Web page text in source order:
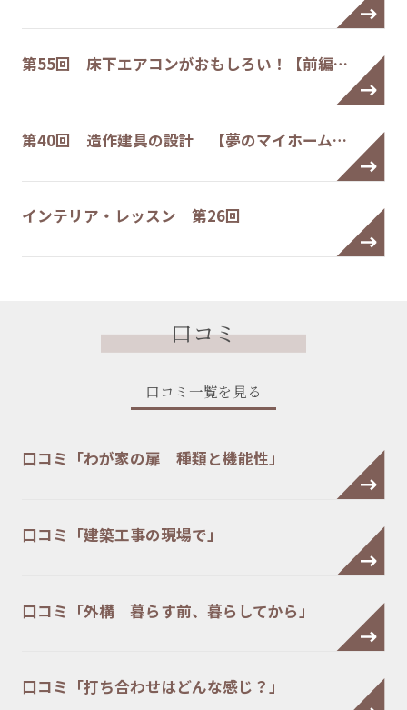
第55回 床下エアコンがおもしろい！【前編…
第40回 造作建具の設計 【夢のマイホーム…
インテリア・レッスン 第26回
口コミ
口コミ一覧を見る
口コミ「わが家の扉 種類と機能性」
口コミ「建築工事の現場で」
口コミ「外構 暮らす前、暮らしてから」
口コミ「打ち合わせはどんな感じ？」